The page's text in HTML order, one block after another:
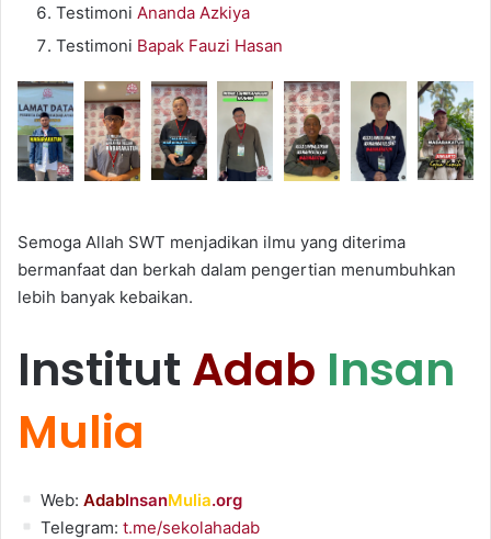
Testimoni Ananda Azkiya
Testimoni Bapak Fauzi Hasan
Semoga Allah SWT menjadikan ilmu yang diterima
bermanfaat dan berkah dalam pengertian menumbuhkan
lebih banyak kebaikan.
Institut Adab Insan
Mulia
Web:AdabInsanMulia.org
Telegram:t.me/sekolahadab